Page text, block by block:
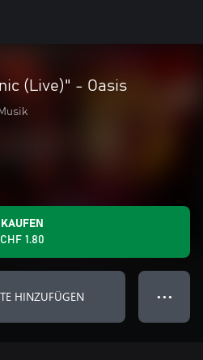
(Live)" - Oasis
Musik
KAUFEN
CHF 1.80
HINZUFÜGEN ● ● ●